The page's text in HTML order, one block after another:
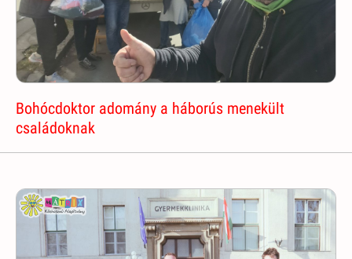
Bohócdoktor adomány a háborús menekült
családoknak